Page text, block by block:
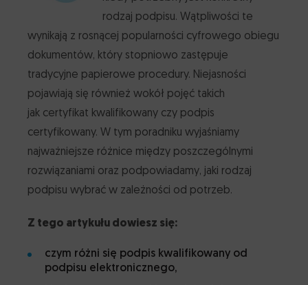
Rozwiązania dedykowane
Program Partnerski
Kontakt
Język
Ułatwienia dostępu
e-Doręczenia POLECAMY
CertumSign POLECAMY
Certyfikaty bezpieczeństwa
Karty i czytniki
Zastosowania podpisu elektronicznego
Gdzie możesz zastosować kwalifikowany podpis
Pieczęć elektroniczna
Pieczętuj dokumenty elektroniczne
Webnotarius
Sprawdzaj autentyczność e-podpisów i e-pieczęci
Znacznik czasu
Oznacz datę utworzenia dokumentu elektronicznego
Dodatkowe wyposażenie do czytnika lub karty
Santander
Consumer Bank
BNP Paribas
Lease Group
InPost
Echo Investment
rodzaj podpisu. Wątpliwości te
wynikają z rosnącej popularności cyfrowego obiegu
dokumentów, który stopniowo zastępuje
tradycyjne papierowe procedury. Niejasności
pojawiają się również wokół pojęć takich
jak certyfikat kwalifikowany czy podpis
certyfikowany. W tym poradniku wyjaśniamy
najważniejsze różnice między poszczególnymi
rozwiązaniami oraz podpowiadamy, jaki rodzaj
podpisu wybrać w zależności od potrzeb.
Z tego artykułu dowiesz się:
czym różni się podpis kwalifikowany od
podpisu elektronicznego,